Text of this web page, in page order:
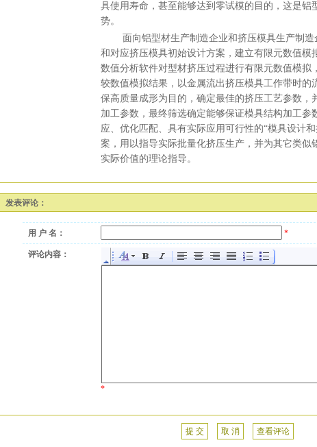
具使用寿命，甚至能够达到零试模的目的，这是铝
势。
面向铝型材生产制造企业和挤压模具生产制造
和对应挤压模具初始设计方案，建立有限元数值模
数值分析软件对型材挤压过程进行有限元数值模拟
较数值模拟结果，以金属流出挤压模具工作带时的
保高质量成形为目的，确定最佳的挤压工艺参数，
加工参数，最终筛选确定能够保证模具结构加工参
应、优化匹配、具有实际应用可行性的“模具设计
案，用以指导实际批量化挤压生产，并为其它类似
实际价值的理论指导。
发表评论：
用 户 名： *
评论内容：
*
提 交 取 消 查看评论